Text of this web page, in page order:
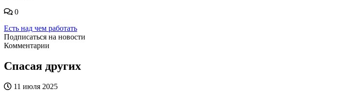
0
Есть над чем работать
Подписаться на новости
Комментарии
Спасая других
11 июля 2025